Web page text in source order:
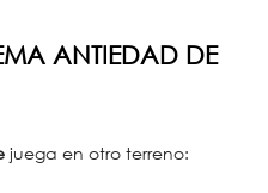
ANTIEDAD DE
juega en otro terreno: